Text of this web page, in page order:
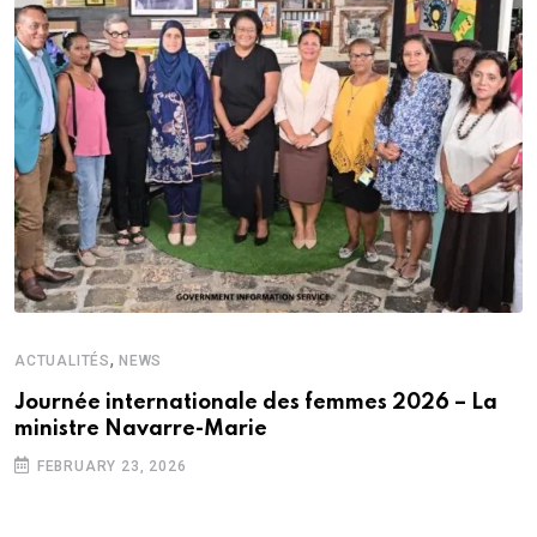
ACTUALITÉS, NEWS
Journée internationale des femmes 2026 – La
ministre Navarre-Marie
FEBRUARY 23, 2026